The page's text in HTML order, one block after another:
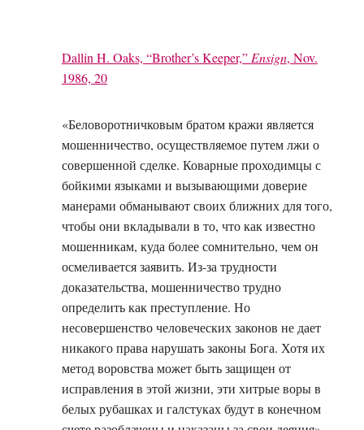
Dallin H. Oaks, “Brother’s Keeper,” Ensign, Nov.
1986, 20
«Беловоротничковым братом кражи является
мошенничество, осуществляемое путем лжи о
совершенной сделке. Коварные проходимцы с
бойкими языками и вызывающими доверие
манерами обманывают своих ближних для того,
чтобы они вкладывали в то, что как известно
мошенникам, куда более сомнительно, чем он
осмеливается заявить. Из-за трудности
доказательства, мошенничество трудно
определить как преступление. Но
несовершенство человеческих законов не дает
никакого права нарушать законы Бога. Хотя их
метод воровства может быть защищен от
исправления в этой жизни, эти хитрые воры в
белых рубашках и галстуках будут в конечном